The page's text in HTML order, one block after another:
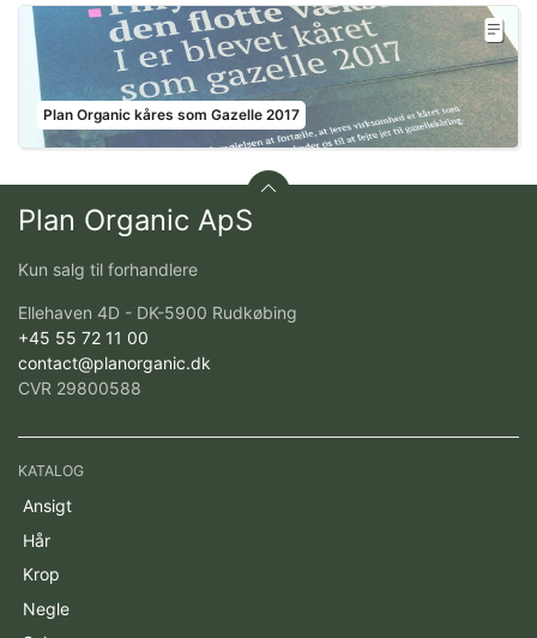
Plan Organic kåres som Gazelle 2017
Plan Organic ApS
Kun salg til forhandlere
Ellehaven 4D - DK-5900 Rudkøbing
+45 55 72 11 00
contact@planorganic.dk
CVR 29800588
KATALOG
Ansigt
Hår
Krop
Negle